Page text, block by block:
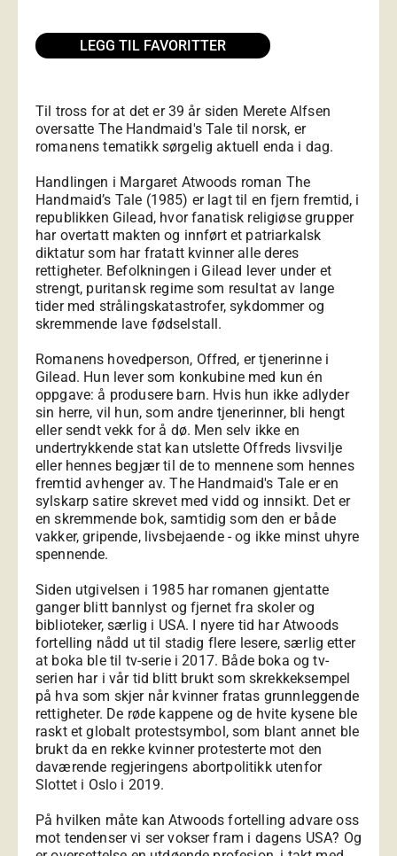
LEGG TIL FAVORITTER
Til tross for at det er 39 år siden Merete Alfsen
oversatte The Handmaid's Tale til norsk, er
romanens tematikk sørgelig aktuell enda i dag.
Handlingen i Margaret Atwoods roman The
Handmaid’s Tale (1985) er lagt til en fjern fremtid, i
republikken Gilead, hvor fanatisk religiøse grupper
har overtatt makten og innført et patriarkalsk
diktatur som har fratatt kvinner alle deres
rettigheter. Befolkningen i Gilead lever under et
strengt, puritansk regime som resultat av lange
tider med strålingskatastrofer, sykdommer og
skremmende lave fødselstall.
Romanens hovedperson, Offred, er tjenerinne i
Gilead. Hun lever som konkubine med kun én
oppgave: å produsere barn. Hvis hun ikke adlyder
sin herre, vil hun, som andre tjenerinner, bli hengt
eller sendt vekk for å dø. Men selv ikke en
undertrykkende stat kan utslette Offreds livsvilje
eller hennes begjær til de to mennene som hennes
fremtid avhenger av. The Handmaid's Tale er en
sylskarp satire skrevet med vidd og innsikt. Det er
en skremmende bok, samtidig som den er både
vakker, gripende, livsbejaende - og ikke minst uhyre
spennende.
Siden utgivelsen i 1985 har romanen gjentatte
ganger blitt bannlyst og fjernet fra skoler og
biblioteker, særlig i USA. I nyere tid har Atwoods
fortelling nådd ut til stadig flere lesere, særlig etter
at boka ble til tv-serie i 2017. Både boka og tv-
serien har i vår tid blitt brukt som skrekkeksempel
på hva som skjer når kvinner fratas grunnleggende
rettigheter. De røde kappene og de hvite kysene ble
raskt et globalt protestsymbol, som blant annet ble
brukt da en rekke kvinner protesterte mot den
daværende regjeringens abortpolitikk utenfor
Slottet i Oslo i 2019.
På hvilken måte kan Atwoods fortelling advare oss
mot tendenser vi ser vokser fram i dagens USA? Og